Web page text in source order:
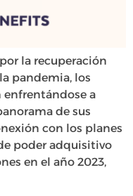
la recuperación
pandemia, los
enfrentándose a
de sus
con los planes
poder adquisitivo
en el año 2023,